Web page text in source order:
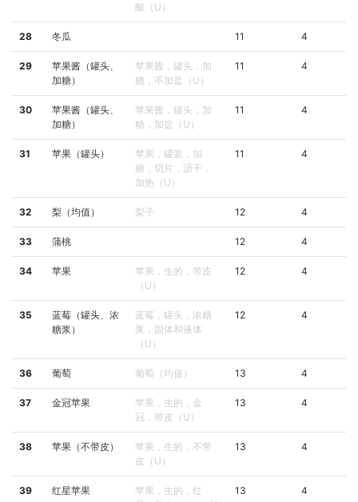
酸（U）
28 冬瓜 11 4
29
苹果酱（罐头、
加糖）
苹果酱，罐头，加
糖，不加盐（U）
11 4
30
苹果酱（罐头、
加糖）
苹果酱，罐头，加
糖，加盐（U）
11 4
31 苹果（罐头）
苹果，罐装，加
糖，切片，沥干，
加热（U）
11 4
32 梨（均值） 梨子 12 4
33 蒲桃 12 4
34 苹果
苹果，生的，带皮
（U）
12 4
35
蓝莓（罐头、浓
糖浆）
蓝莓，罐头，浓糖
浆，固体和液体
（U）
12 4
36 葡萄 葡萄（均值） 13 4
37 金冠苹果
苹果，生的，金
冠，带皮（U）
13 4
38 苹果（不带皮）
苹果，生的，不带
皮（U）
13 4
39 红星苹果
苹果，生的，红
13 4